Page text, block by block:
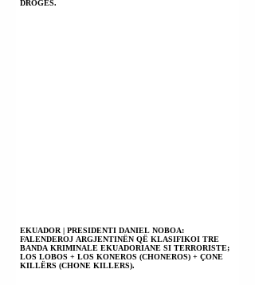
DROGËS.
EKUADOR | PRESIDENTI DANIEL NOBOA:
FALENDEROJ ARGJENTINËN QË KLASIFIKOI TRE
BANDA KRIMINALE EKUADORIANE SI TERRORISTE;
LOS LOBOS + LOS KONEROS (CHONEROS) + ÇONE
KILLËRS (CHONE KILLERS).